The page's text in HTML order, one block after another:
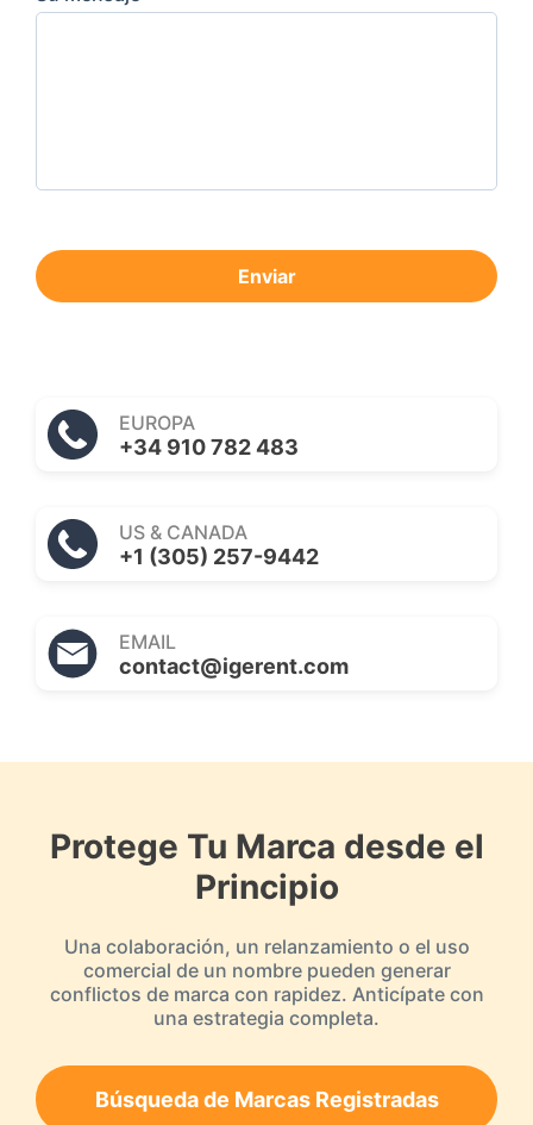
Enviar
EUROPA
+34 910 782 483
US & CANADA
+1 (305) 257-9442
EMAIL
contact@igerent.com
Protege Tu Marca desde el
Principio
Una colaboración, un relanzamiento o el uso
comercial de un nombre pueden generar
conflictos de marca con rapidez. Anticípate con
una estrategia completa.
Búsqueda de Marcas Registradas